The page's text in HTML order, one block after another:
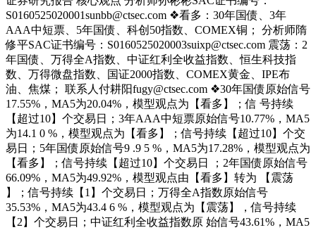
S0160525020001sunbb@ctsec.com ❖看多：30年国债、3年
AAA中短票、5年国债、科创50指数、COMEX铜； 分析师隋
修平SAC证书编号：S0160525020003suixp@ctsec.com 震荡：2
年国债、万得全A指数、中证红利全收益指数、恒生科技指
数、万得微盘指数、国证2000指数、COMEX黄金、IPE布
油、焦煤； 联系人付耕阳fugy@ctsec.com ❖30年国债原始信号
17.55%，MA5为20.04%，模型观点为【看多】；信 号持续
【超过10】个交易日；3年AAA中短票原始信号10.77%，MA5
为14.1 0 %，模型观点为【看多】；信号持续【超过10】个交
易日；5年国债原始信号9 .9 5 %，MA5为17.28%，模型观点为
【看多】；信号持续【超过10】个交易日 ；2年国债原始信号
66.09%，MA5为49.92%，模型观点由【看多】转为 【震荡
】；信号持续【1】个交易日；万得全A指数原始信号
35.53%，MA5为43.4 6 %，模型观点为【震荡】，信号持续
【2】个交易日；中证红利全收益指数原 始信号43.61%，MA5